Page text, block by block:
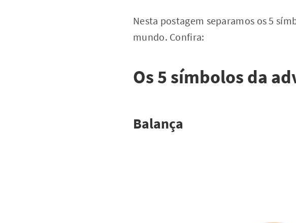
Nesta postagem separamos os 5
mundo. Confira:
Os 5 símbolos da
Balança